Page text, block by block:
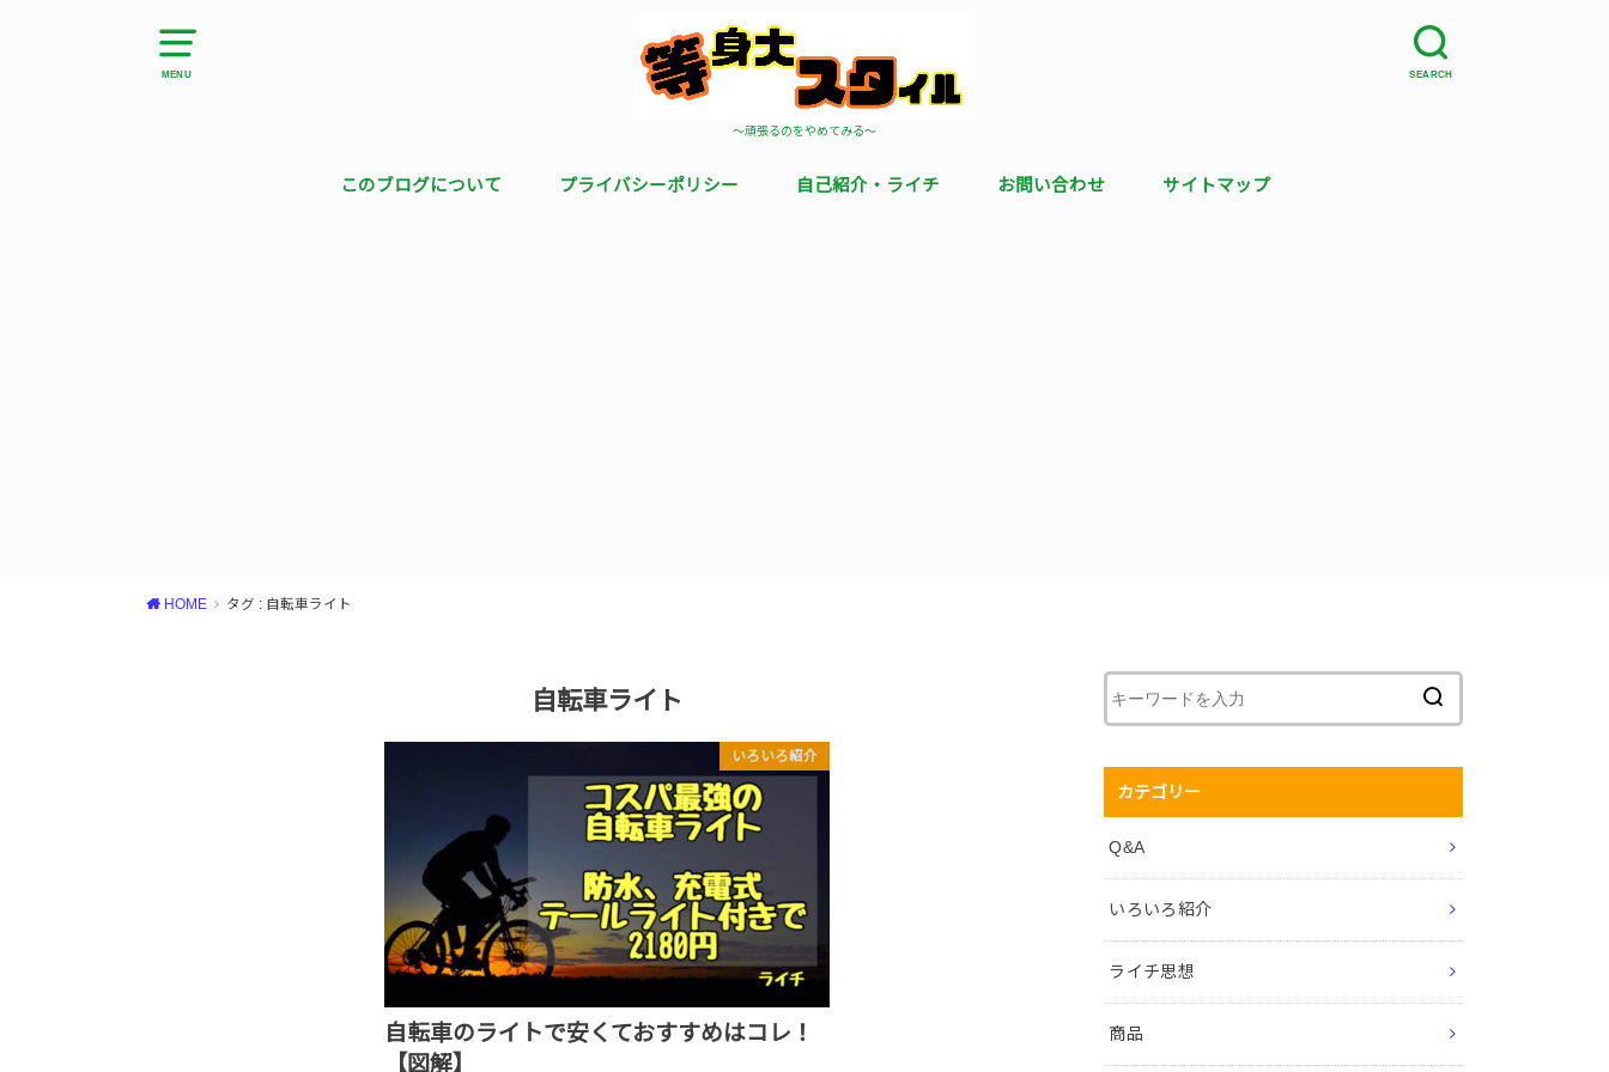
MENU SEARCH
〜頑張るのをやめてみる〜
このブログについて プライバシーポリシー 自己紹介・ライチ お問い合わせ サイトマップ
HOME タグ : 自転車ライト
自転車ライト
いろいろ紹介
自転車のライトで安くておすすめはコレ！
【図解】
カテゴリー
Q&A
いろいろ紹介
ライチ思想
商品